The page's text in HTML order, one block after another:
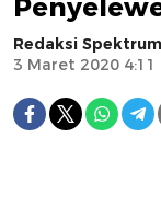
Redaksi Spektrum
3 Maret 2020 4:11